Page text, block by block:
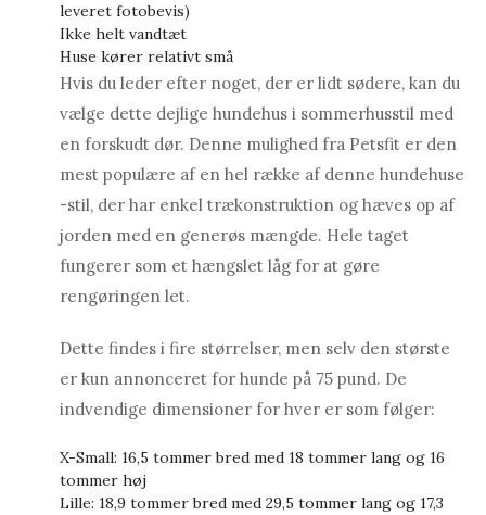
leveret fotobevis)
Ikke helt vandtæt
Huse kører relativt små
Hvis du leder efter noget, der er lidt sødere, kan du
vælge dette dejlige hundehus i sommerhusstil med
en forskudt dør. Denne mulighed fra Petsfit er den
mest populære af en hel række af denne hundehuse
-stil, der har enkel trækonstruktion og hæves op af
jorden med en generøs mængde. Hele taget
fungerer som et hængslet låg for at gøre
rengøringen let.
Dette findes i fire størrelser, men selv den største
er kun annonceret for hunde på 75 pund. De
indvendige dimensioner for hver er som følger:
X-Small: 16,5 tommer bred med 18 tommer lang og 16
tommer høj
Lille: 18,9 tommer bred med 29,5 tommer lang og 17,3